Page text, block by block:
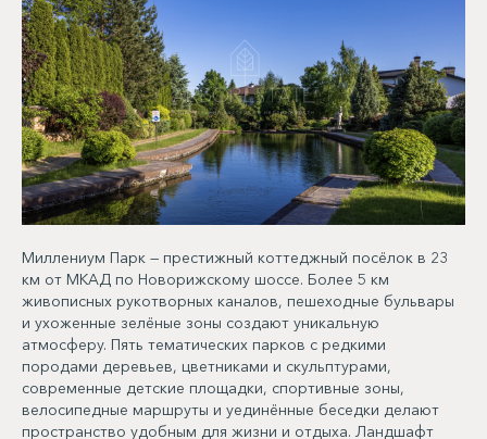
Миллениум Парк — престижный коттеджный посёлок в 23
км от МКАД по Новорижскому шоссе. Более 5 км
живописных рукотворных каналов, пешеходные бульвары
и ухоженные зелёные зоны создают уникальную
атмосферу. Пять тематических парков с редкими
породами деревьев, цветниками и скульптурами,
современные детские площадки, спортивные зоны,
велосипедные маршруты и уединённые беседки делают
пространство удобным для жизни и отдыха. Ландшафт